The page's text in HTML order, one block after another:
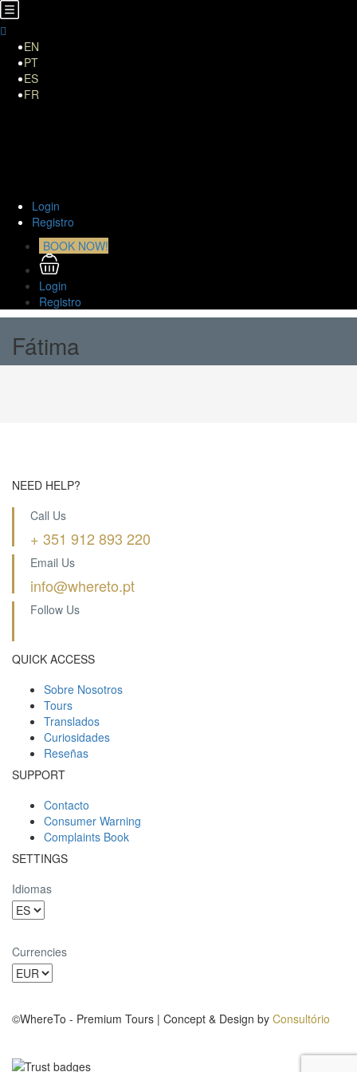
EN
PT
ES
FR
Login
Registro
BOOK NOW!
Login
Registro
Fátima
NEED HELP?
Call Us
+ 351 912 893 220
Email Us
info@whereto.pt
Follow Us
QUICK ACCESS
Sobre Nosotros
Tours
Translados
Curiosidades
Reseñas
SUPPORT
Contacto
Consumer Warning
Complaints Book
SETTINGS
Idiomas
Currencies
©WhereTo - Premium Tours | Concept & Design by Consultório